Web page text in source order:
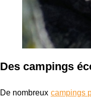
Des campings
De nombreux campings